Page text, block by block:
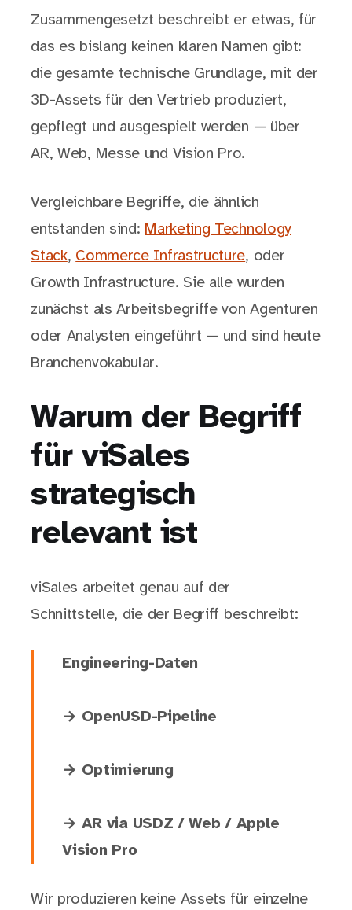
Zusammengesetzt beschreibt er etwas, für
das es bislang keinen klaren Namen gibt:
die gesamte technische Grundlage, mit der
3D-Assets für den Vertrieb produziert,
gepflegt und ausgespielt werden — über
AR, Web, Messe und Vision Pro.
Vergleichbare Begriffe, die ähnlich
entstanden sind: Marketing Technology
Stack, Commerce Infrastructure, oder
Growth Infrastructure. Sie alle wurden
zunächst als Arbeitsbegriffe von Agenturen
oder Analysten eingeführt — und sind heute
Branchenvokabular.
Warum der Begriff
für viSales
strategisch
relevant ist
viSales arbeitet genau auf der
Schnittstelle, die der Begriff beschreibt:
Engineering-Daten
→ OpenUSD-Pipeline
→ Optimierung
→ AR via USDZ / Web / Apple
Vision Pro
Wir produzieren keine Assets für einzelne